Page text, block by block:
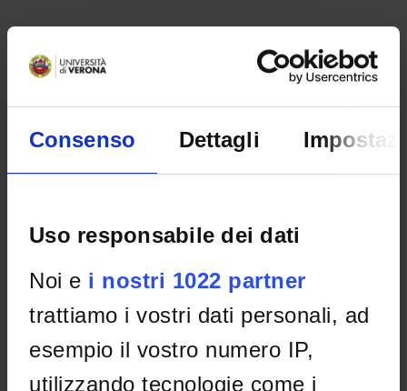
Consenso Dettagli
Uso responsabile dei dati
Noi e i nostri 1022 partner
trattiamo i vostri dati personali, ad
esempio il vostro numero IP,
utilizzando tecnologie come i
ORGANISATION
GOVERNANCE